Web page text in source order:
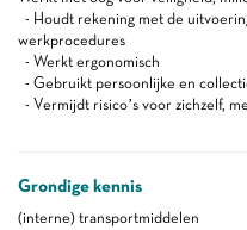
- Houdt rekening met de
werkprocedures
- Werkt ergonomisch
- Gebruikt persoonlijke en
- Vermijdt risico’s voor zichzelf,
Grondige kennis
(interne) transportmiddelen